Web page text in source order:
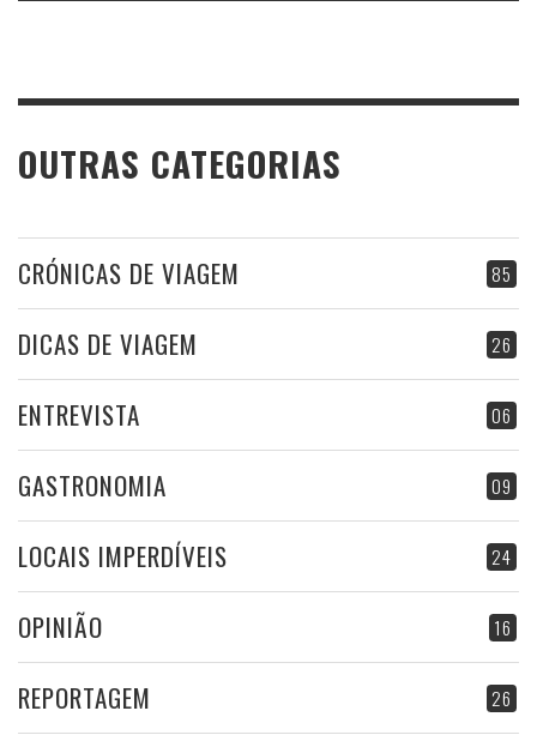
OUTRAS CATEGORIAS
85
CRÓNICAS DE VIAGEM
26
DICAS DE VIAGEM
06
ENTREVISTA
09
GASTRONOMIA
24
LOCAIS IMPERDÍVEIS
16
OPINIÃO
26
REPORTAGEM